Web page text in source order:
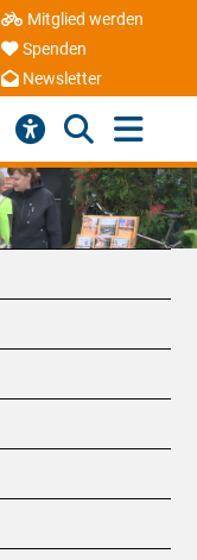
Mitglied werden
Spenden
Newsletter